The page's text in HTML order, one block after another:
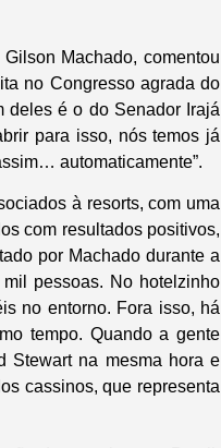
Machado, comentou
no Congresso agrada do
deles é o do Senador Irajá
para isso, nós temos já
automaticamente”.
à resorts, com uma
com resultados positivos,
por Machado durante a
pessoas. No hotelzinho
no entorno. Fora isso, há
tempo. Quando a gente
Stewart na mesma hora e
cassinos, que representa